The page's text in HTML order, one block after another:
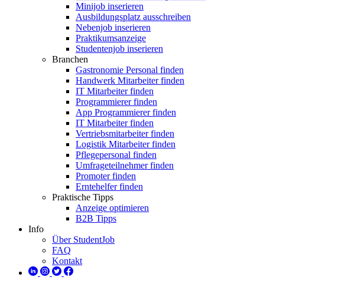
Minijob inserieren
Ausbildungsplatz ausschreiben
Nebenjob inserieren
Praktikumsanzeige
Studentenjob inserieren
Branchen
Gastronomie Personal finden
Handwerk Mitarbeiter finden
IT Mitarbeiter finden
Programmierer finden
App Programmierer finden
IT Mitarbeiter finden
Vertriebsmitarbeiter finden
Logistik Mitarbeiter finden
Pflegepersonal finden
Umfrageteilnehmer finden
Promoter finden
Erntehelfer finden
Praktische Tipps
Anzeige optimieren
B2B Tipps
Info
Über StudentJob
FAQ
Kontakt